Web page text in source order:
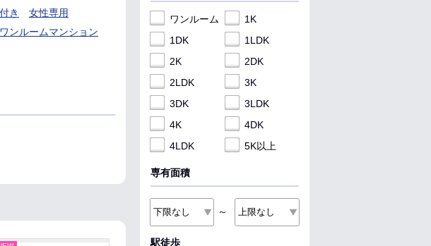
き
女性専用
ワンルームマンション
ワンルーム
1K
1DK
1LDK
2K
2DK
2LDK
3K
3DK
3LDK
4K
4DK
4LDK
5K以上
専有面積
～
駅徒歩